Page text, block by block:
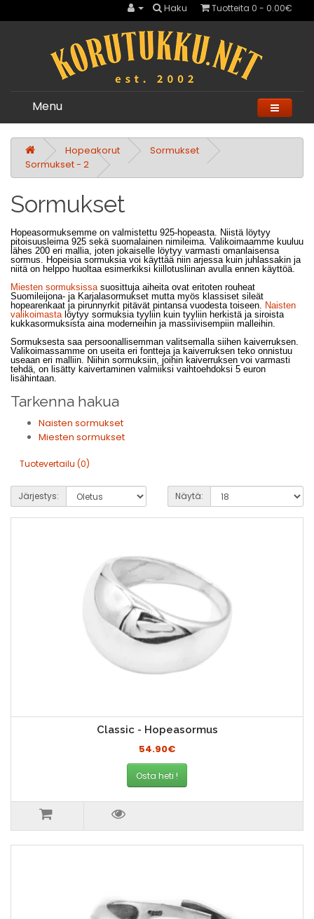
Haku Tuotteita 0 - 0.00€
Menu
Hopeakorut
Sormukset
Sormukset - 2
Sormukset
Hopeasormuksemme on valmistettu 925-hopeasta. Niistä löytyy
pitoisuusleima 925 sekä suomalainen nimileima. Valikoimaamme kuuluu
lähes 200 eri mallia, joten jokaiselle löytyy varmasti omanlaisensa
sormus. Hopeisia sormuksia voi käyttää niin arjessa kuin juhlassakin ja
niitä on helppo huoltaa esimerkiksi kiillotusliinan avulla ennen käyttöä.
Miesten sormuksissasuosittuja aiheita ovat eritoten rouheat
Suomileijona- ja Karjalasormukset mutta myös klassiset sileät
hopearenkaat ja pirunnyrkit pitävät pintansa vuodesta toiseen. Naisten
valikoimastalöytyy sormuksia tyyliin kuin tyyliin herkistä ja siroista
kukkasormuksista aina moderneihin ja massiivisempiin malleihin.
Sormuksesta saa persoonallisemman valitsemalla siihen kaiverruksen.
Valikoimassamme on useita eri fontteja ja kaiverruksen teko onnistuu
useaan eri malliin. Niihin sormuksiin, joihin kaiverruksen voi varmasti
tehdä, on lisätty kaivertaminen valmiiksi vaihtoehdoksi 5 euron
lisähintaan.
Tarkenna hakua
Naisten sormukset
Miesten sormukset
Tuotevertailu (0)
Järjestys: Näytä:
Classic - Hopeasormus
54.90€
Osta heti !